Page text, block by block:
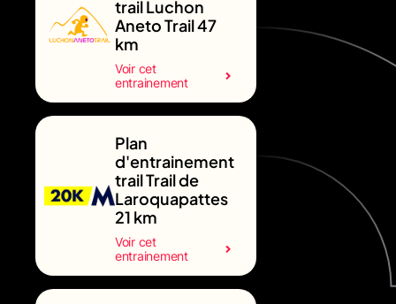
trail Luchon
Aneto Trail 47
km
Voir cet
entrainement
Plan
d'entrainement
trail Trail de
Laroquapattes
21 km
Voir cet
entrainement